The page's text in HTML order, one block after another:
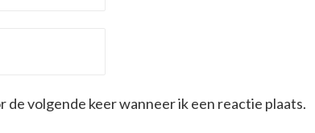
de volgende keer wanneer ik een reactie plaats.